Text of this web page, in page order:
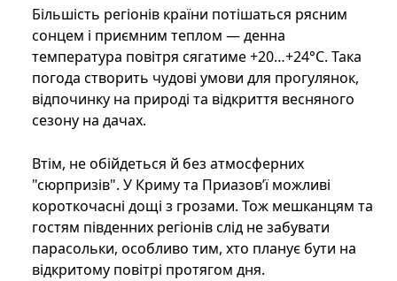
Більшість регіонів країни потішаться рясним
сонцем і приємним теплом — денна
температура повітря сягатиме +20…+24°C. Така
погода створить чудові умови для прогулянок,
відпочинку на природі та відкриття весняного
сезону на дачах.
Втім, не обійдеться й без атмосферних
"сюрпризів". У Криму та Приазов’ї можливі
короткочасні дощі з грозами. Тож мешканцям та
гостям південних регіонів слід не забувати
парасольки, особливо тим, хто планує бути на
відкритому повітрі протягом дня.